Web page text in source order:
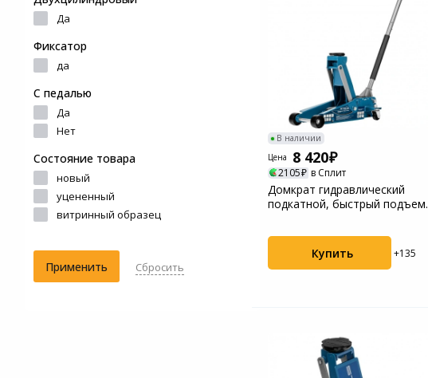
Да
Фиксатор
да
С педалью
Да
Нет
Состояние товара
новый
уцененный
витринный образец
Применить Сбросить
В наличии
Цена
8 420
2105 в Сплит
Домкрат гидравлический
подкатной, быстрый подъем,
Купить +135